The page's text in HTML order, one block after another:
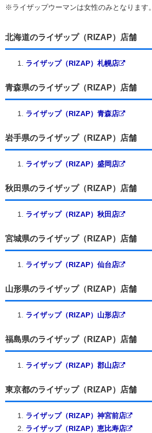
※ライザップウーマンは女性のみとなります。
北海道のライザップ（RIZAP）店舗
ライザップ（RIZAP）札幌店
青森県のライザップ（RIZAP）店舗
ライザップ（RIZAP）青森店
岩手県のライザップ（RIZAP）店舗
ライザップ（RIZAP）盛岡店
秋田県のライザップ（RIZAP）店舗
ライザップ（RIZAP）秋田店
宮城県のライザップ（RIZAP）店舗
ライザップ（RIZAP）仙台店
山形県のライザップ（RIZAP）店舗
ライザップ（RIZAP）山形店
福島県のライザップ（RIZAP）店舗
ライザップ（RIZAP）郡山店
東京都のライザップ（RIZAP）店舗
ライザップ（RIZAP）神宮前店
ライザップ（RIZAP）恵比寿店